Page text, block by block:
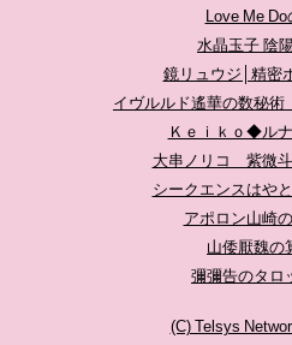
Love Me
水晶玉子 陰
鏡リュウジ│精密
イヴルルド遙華の数秘
Ｋｅｉｋｏ◆ル
大串ノリコ 紫微
シークエンスはや
アポロン山崎
山倭厭魏の
彌彌告のタロ
(C) Telsys